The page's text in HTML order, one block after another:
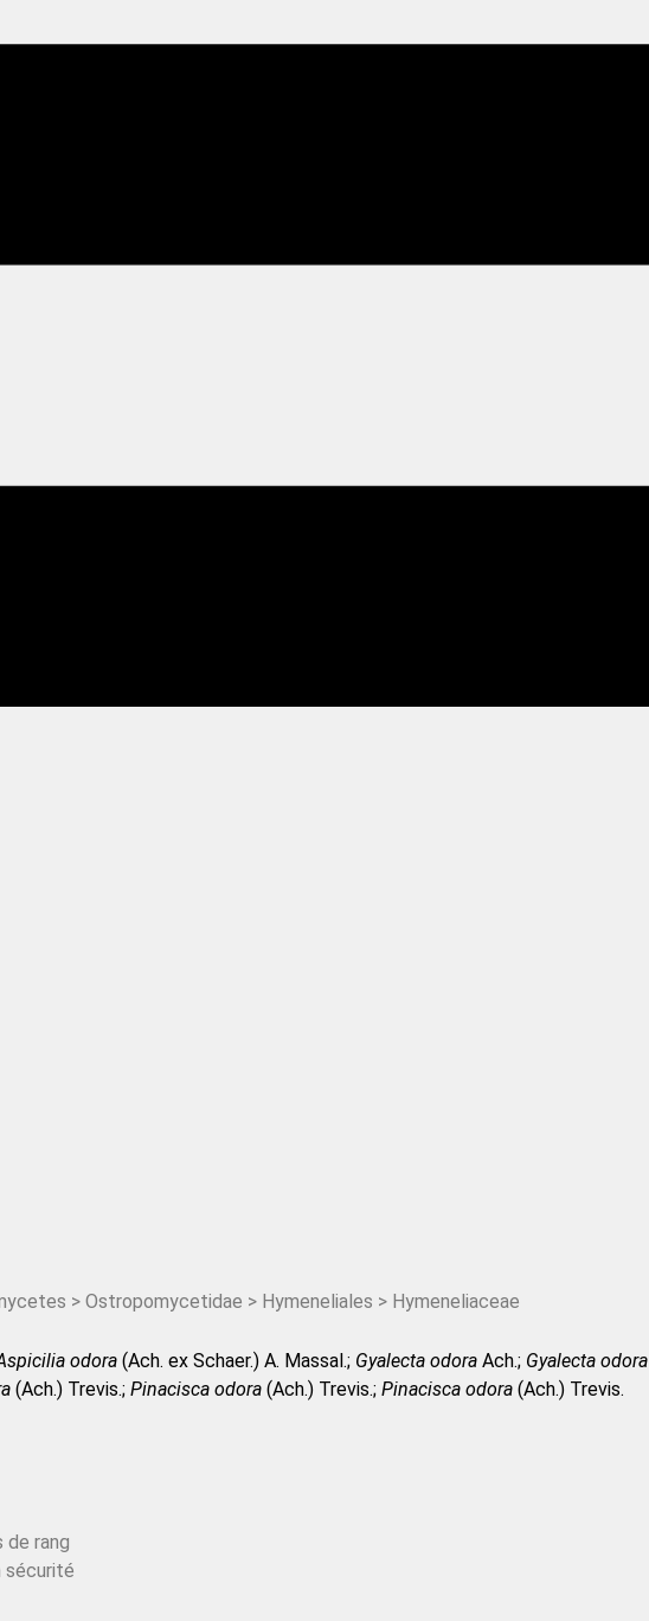
> Ostropomycetidae > Hymeneliales > Hymeneliaceae
odora (Ach. ex Schaer.) A. Massal.; Gyalecta odora Ach.; Gyalecta odora
(Ach.) Trevis.; Pinacisca odora (Ach.) Trevis.; Pinacisca odora (Ach.) Trevis.
de rang
sécurité